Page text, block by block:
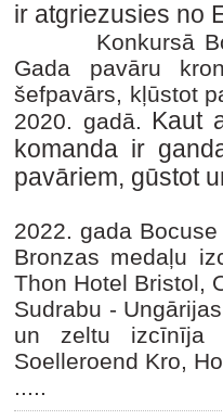
ir atgriezusies no
Konkursā
Gada pavāru
šefpavārs, kļūstot
2020. gadā. Kaut
komanda ir
pavāriem, gūstot
2022. gada
Bronzas medaļu
Thon Hotel Bristol,
Sudrabu -
un zeltu izcīnīja
Soelleroend Kro,
.....